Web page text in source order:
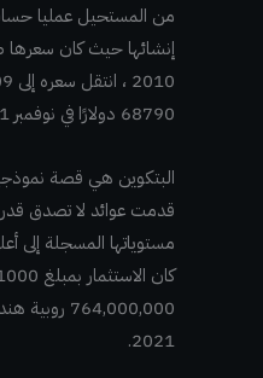
من المستحيل عمليا
إنشائها حيث كان سعرها
68790 دولارًا في نوفمبر 2021.
البتكوين هي قصة نموذجية
مستوياتها المسجلة إلى
2021.